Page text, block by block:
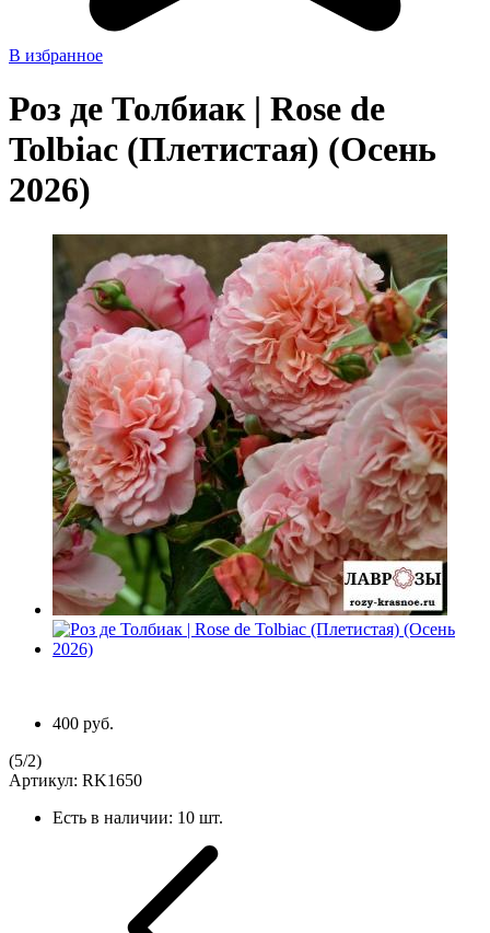
В избранное
Роз де Толбиак | Rose de
Tolbiac (Плетистая) (Осень
2026)
400 руб.
(5/2)
Артикул: RK1650
Есть в наличии: 10 шт.